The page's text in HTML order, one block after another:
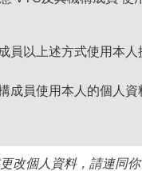
員以上述方式使用本
成員使用本人的個人
改個人資料，請連同